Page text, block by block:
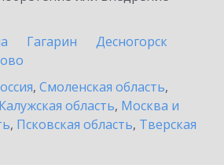
Гагарин
Десногорск
, Смоленская область,
Калужская область, Москва и
, Псковская область, Тверская